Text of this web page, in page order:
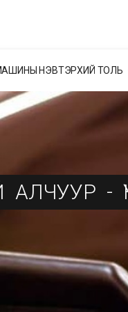
НЭВТЭРХИЙ ТОЛЬ
АЛЧУУР -